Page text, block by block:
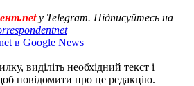
у Telegram. Підписуйтесь на
в Google News
виділіть необхідний текст і
повідомити про це редакцію.